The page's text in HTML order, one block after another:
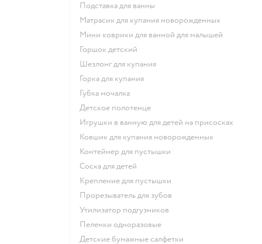
подставка для ванны
матрасик для купания новорожденных
мини коврики для ванной для малышей
горшок детский
шезлонг для купания
горка для купания
губка мочалка
детское полотенце
игрушки в ванную для детей на присосках
ковшик для купания новорожденных
контейнер для пустышки
соска для детей
крепление для пустышки
прорезыватель для зубов
утилизатор подгузников
пеленки одноразовые
детские бумажные салфетки